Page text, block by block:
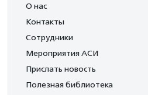
О нас
Контакты
Сотрудники
Мероприятия АСИ
Прислать новость
Полезная библиотека